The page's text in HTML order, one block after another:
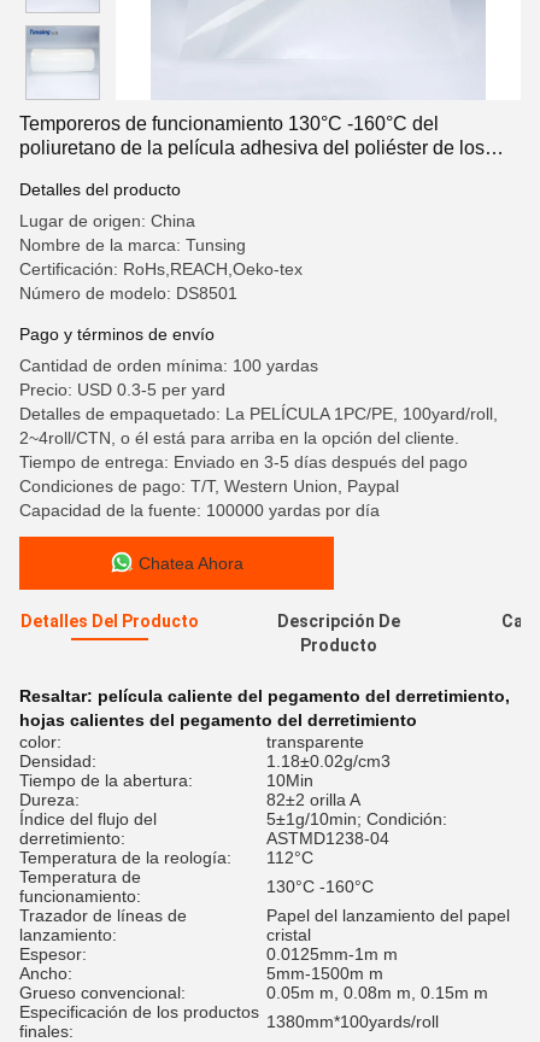
Temporeros de funcionamiento 130°C -160°C del
poliuretano de la película adhesiva del poliéster de los
Detalles del producto
Lugar de origen: China
Nombre de la marca: Tunsing
Certificación: RoHs,REACH,Oeko-tex
Número de modelo: DS8501
Pago y términos de envío
Cantidad de orden mínima: 100 yardas
Precio: USD 0.3-5 per yard
Detalles de empaquetado: La PELÍCULA 1PC/PE, 100yard/roll,
2~4roll/CTN, o él está para arriba en la opción del cliente.
Tiempo de entrega: Enviado en 3-5 días después del pago
Condiciones de pago: T/T, Western Union, Paypal
Capacidad de la fuente: 100000 yardas por día
Chatea Ahora
Detalles Del Producto
Descripción De
Producto
Resaltar: película caliente del pegamento del derretimiento,
hojas calientes del pegamento del derretimiento
color:
transparente
Densidad:
1.18±0.02g/cm3
Tiempo de la abertura:
10Min
Dureza:
82±2 orilla A
Índice del flujo del
derretimiento:
5±1g/10min; Condición:
ASTMD1238-04
Temperatura de la reología:
112°C
Temperatura de
funcionamiento:
130°C -160°C
Trazador de líneas de
lanzamiento:
Papel del lanzamiento del papel
cristal
Espesor:
0.0125mm-1m m
Ancho:
5mm-1500m m
Grueso convencional:
0.05m m, 0.08m m, 0.15m m
Especificación de los productos
finales:
1380mm*100yards/roll